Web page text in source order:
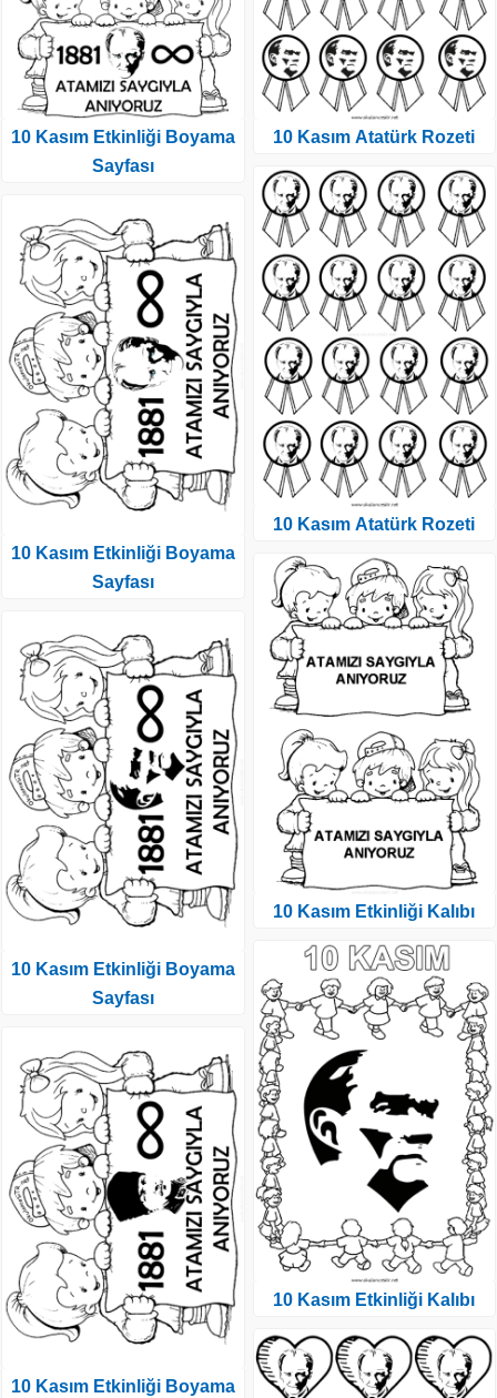
10 Kasım Etkinliği Boyama
Sayfası
10 Kasım Etkinliği Boyama
Sayfası
10 Kasım Etkinliği Boyama
Sayfası
10 Kasım Etkinliği Boyama
10 Kasım Atatürk Rozeti
10 Kasım Atatürk Rozeti
10 Kasım Etkinliği Kalıbı
10 Kasım Etkinliği Kalıbı